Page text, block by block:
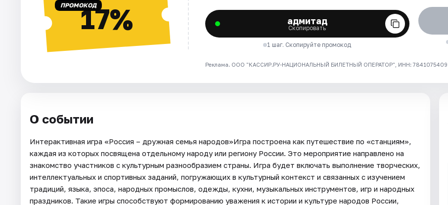
ПРОМОКОД17% адмитад
Скопировать
1 шаг. Скопируйте промокод
Реклама. ООО "КАССИР.РУ-НАЦИОНАЛЬНЫЙ БИЛЕТНЫЙ ОПЕРАТОР", ИНН: 7841075409
О событии
Интерактивная игра «Россия – дружная семья народов»Игра построена как путешествие по «станциям»,
каждая из которых посвящена отдельному народу или региону России. Это мероприятие направлено на
знакомство участников с культурным разнообразием страны. Игра будет включать выполнение творческих,
интеллектуальных и спортивных заданий, погружающих в культурный контекст и связанных с изучением
традиций, языка, эпоса, народных промыслов, одежды, кухни, музыкальных инструментов, игр и народных
праздников. Такие игры способствуют формированию уважения к истории и культуре народов России,